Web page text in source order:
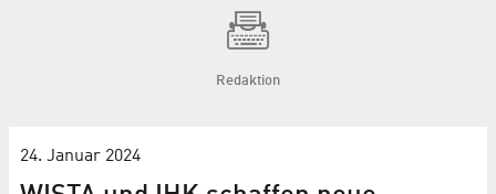
Redaktion
24. Januar 2024